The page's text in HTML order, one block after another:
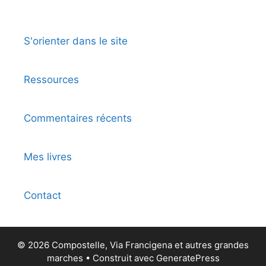
S'orienter dans le site
Ressources
Commentaires récents
Mes livres
Contact
© 2026 Compostelle, Via Francigena et autres grandes
marches • Construit avec GeneratePress